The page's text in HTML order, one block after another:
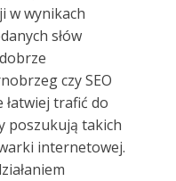
w wynikach
słów
czy SEO
trafić do
poszukują takich
internetowej.